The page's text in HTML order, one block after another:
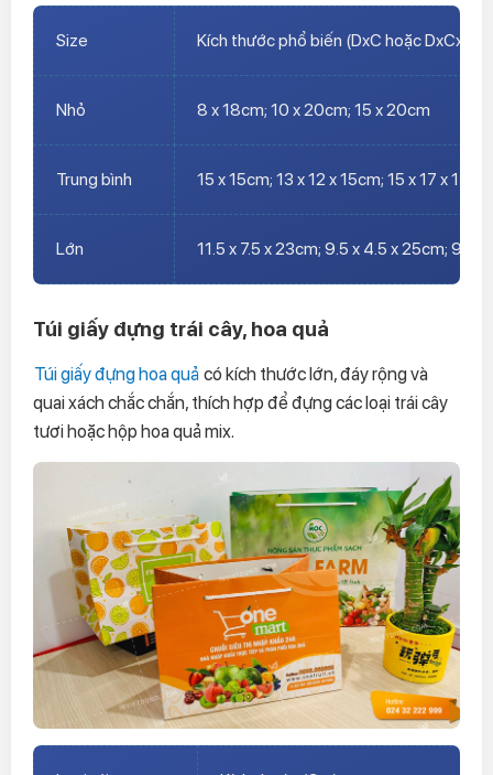
Size Kích thước phổ biến (DxC hoặc DxCxR)
Nhỏ 8 x 18cm; 10 x 20cm; 15 x 20cm
Trung bình 15 x 15cm; 13 x 12 x 15cm; 15 x 17 x
Lớn 11.5 x 7.5 x 23cm; 9.5 x 4.5 x 25cm; 9 x
Túi giấy đựng trái cây, hoa quả
Túi giấy đựng hoa quả có kích thước lớn, đáy rộng và
quai xách chắc chắn, thích hợp để đựng các loại trái cây
tươi hoặc hộp hoa quả mix.